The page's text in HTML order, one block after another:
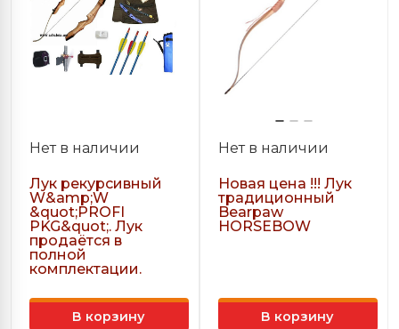
Нет в наличии
Лук рекурсивный
W&amp;W
&quot;PROFI
PKG&quot;. Лук
продаётся в
полной
комплектации.
В корзину
Нет в наличии
Новая цена !!! Лук
традиционный
Bearpaw
HORSEBOW
В корзину